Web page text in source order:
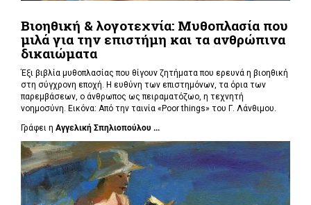
Βιοηθική & λογοτεχνία: Μυθοπλασία που
μιλά για την επιστήμη και τα ανθρώπινα
δικαιώματα
Έξι βιβλία μυθοπλασίας που θίγουν ζητήματα που ερευνά η βιοηθική
στη σύγχρονη εποχή. Η ευθύνη των επιστημόνων, τα όρια των
παρεμβάσεων, ο άνθρωπος ως πειραματόζωο, η τεχνητή
νοημοσύνη. Εικόνα: Από την ταινία «Poor things» του Γ. Λάνθιμου.
Γράφει η Αγγελική Σπηλιοπούλου ...